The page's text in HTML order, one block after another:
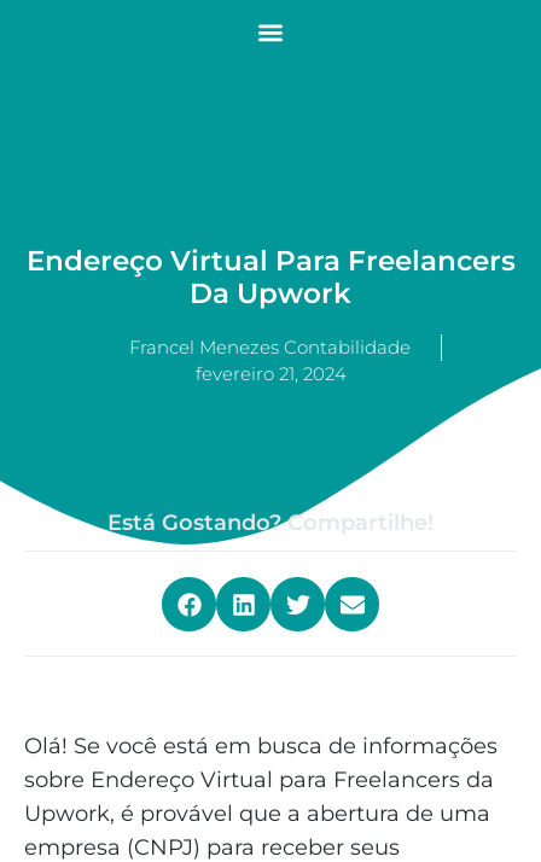
Endereço Virtual Para Freelancers
Da Upwork
Francel Menezes Contabilidade
fevereiro 21, 2024
Está Gostando? Compartilhe!
Olá! Se você está em busca de informações
sobre Endereço Virtual para Freelancers da
Upwork, é provável que a abertura de uma
empresa (CNPJ) para receber seus